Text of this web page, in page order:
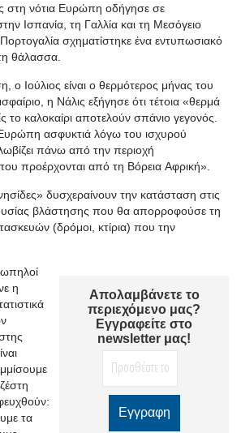
στη νότια Ευρώπη οδήγησε σε
Ισπανία, τη Γαλλία και τη Μεσόγειο
σχηματίστηκε ένα εντυπωσιακό
θάλασσα.
ο Ιούλιος είναι ο θερμότερος μήνας του
, η Νάλις εξήγησε ότι τέτοια «θερμά
το καλοκαίρι αποτελούν σπάνιο γεγονός.
ασφυκτιά λόγω του ισχυρού
πάνω από την περιοχή
προέρχονται από τη Βόρεια Αφρική».
» δυσχεραίνουν την κατάσταση στις
βλάστησης που θα απορροφούσε τη
(δρόμοι, κτίρια) που την
Απολαμβάνετε το
περιεχόμενο μας?
Εγγραφείτε στο
newsletter μας!
η
τα